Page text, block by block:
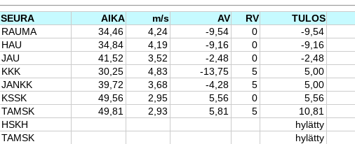
SEURA AIKA m/s AV RV TULOS
RAUMA 34,46 4,24 -9,54 0 -9,54
HAU 34,84 4,19 -9,16 0 -9,16
JAU 41,52 3,52 -2,48 0 -2,48
KKK 30,25 4,83 -13,75 5
5,00
JANKK 39,72 3,68 -4,28 5
5,00
KSSK 49,56 2,95 5,56 0
5,56
TAMSK 49,81 2,93 5,81 5
10,81
HSKH
hylätty
TAMSK hylätty